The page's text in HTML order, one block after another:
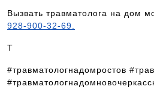
Вызвать травматолога на дом
928-900-32-69.
Т
#травматологнадомростов